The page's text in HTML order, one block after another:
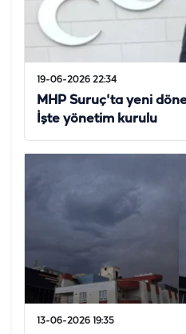
19-06-2026 22:34
MHP Suruç'ta yeni
İşte yönetim kurulu
13-06-2026 19:35